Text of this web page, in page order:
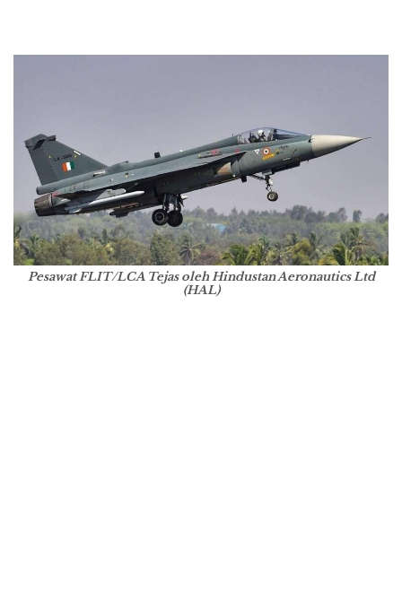
Pesawat FLIT/LCA Tejas oleh Hindustan Aeronautics Ltd
(HAL)